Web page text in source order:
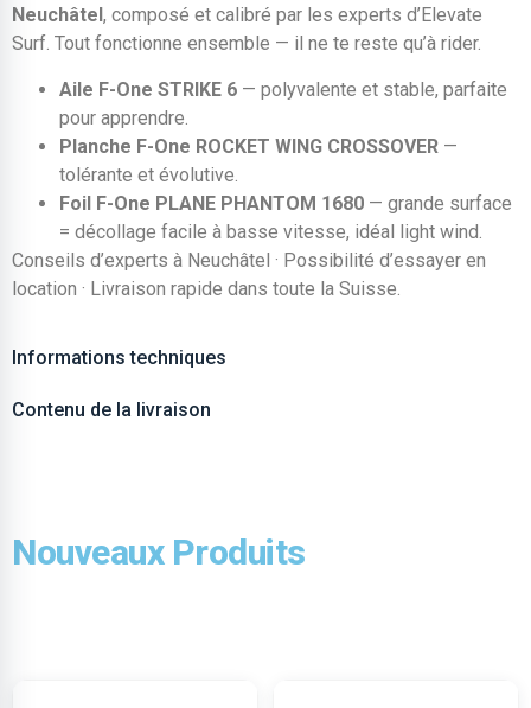
Neuchâtel , composé et calibré par les experts d’Elevate
Surf. Tout fonctionne ensemble — il ne te reste qu’à rider.
Aile F-One STRIKE 6 — polyvalente et stable, parfaite
pour apprendre.
Planche F-One ROCKET WING CROSSOVER —
tolérante et évolutive.
Foil F-One PLANE PHANTOM 1680 — grande surface
= décollage facile à basse vitesse, idéal light wind.
Conseils d’experts à Neuchâtel · Possibilité d’essayer en
location · Livraison rapide dans toute la Suisse.
Informations techniques
Contenu de la livraison
Nouveaux Produits